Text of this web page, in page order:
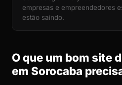
empresas e empreendedores
estão saindo.
O que um bom site
em Sorocaba